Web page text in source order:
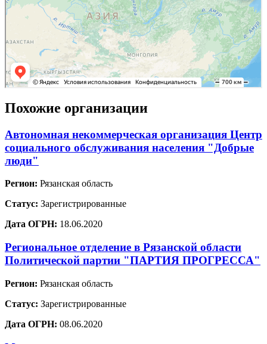
Похожие организации
Автономная некоммерческая организация Центр
социального обслуживания населения "Добрые
люди"
Регион: Рязанская область
Статус: Зарегистрированные
Дата ОГРН: 18.06.2020
Региональное отделение в Рязанской области
Политической партии "ПАРТИЯ ПРОГРЕССА"
Регион: Рязанская область
Статус: Зарегистрированные
Дата ОГРН: 08.06.2020